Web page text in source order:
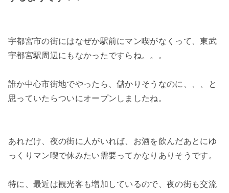
宇都宮市の街にはなぜか駅前にマン喫がなくって、東武
宇都宮駅周辺にもなかったですらね。。。
誰か中心市街地でやったら、儲かりそうなのに、、、と
思っていたらついにオープンしましたね。
あれだけ、夜の街に人がいれば、お酒を飲んだあとにゆ
っくりマン喫で休みたい需要ってかなりありそうです。
特に、最近は観光客も増加しているので、夜の街も交流